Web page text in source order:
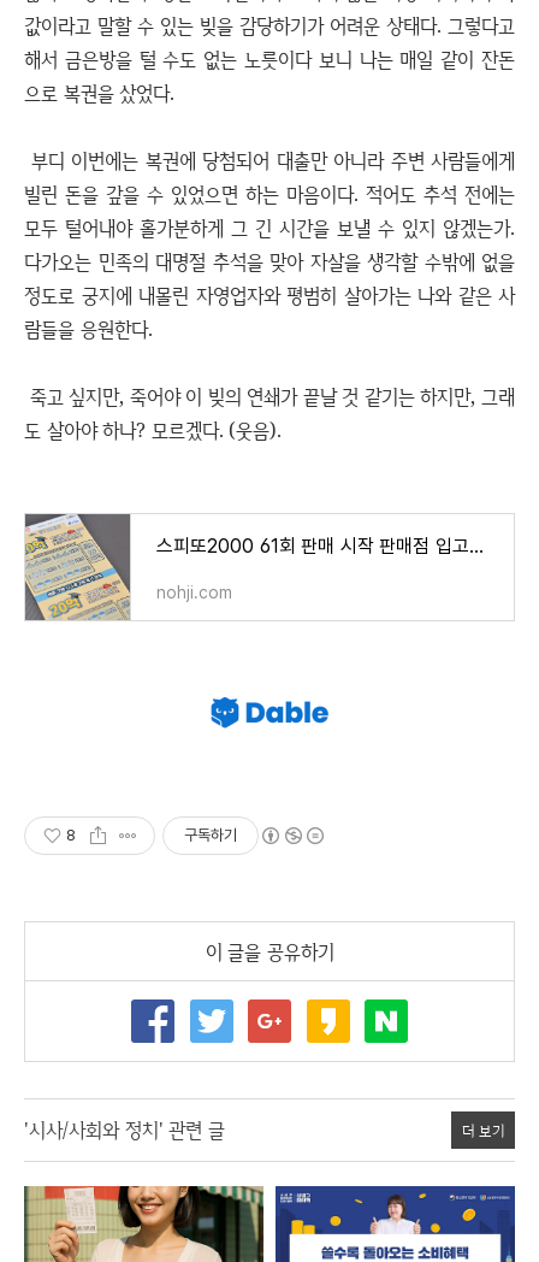
값이라고 말할 수 있는 빚을 감당하기가 어려운 상태다. 그렇다고
해서 금은방을 털 수도 없는 노릇이다 보니 나는 매일 같이 잔돈
으로 복권을 샀었다.
부디 이번에는 복권에 당첨되어 대출만 아니라 주변 사람들에게
빌린 돈을 갚을 수 있었으면 하는 마음이다. 적어도 추석 전에는
모두 털어내야 홀가분하게 그 긴 시간을 보낼 수 있지 않겠는가.
다가오는 민족의 대명절 추석을 맞아 자살을 생각할 수밖에 없을
정도로 궁지에 내몰린 자영업자와 평범히 살아가는 나와 같은 사
람들을 응원한다.
죽고 싶지만, 죽어야 이 빚의 연쇄가 끝날 것 같기는 하지만, 그래
도 살아야 하나? 모르겠다. (웃음).
스피또2000 61회 판매 시작 판매점 입고율 잔여수량 보니 60회 아직 있다
nohji.com
8 구독하기
이 글을 공유하기
'시사/사회와 정치' 관련 글 더 보기